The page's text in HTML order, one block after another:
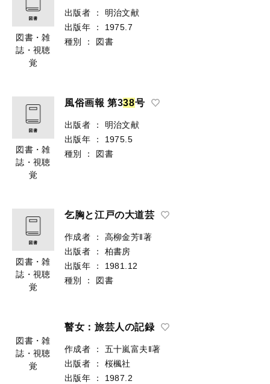
図書・雑
誌・視聴
覚
出版者 ：
明治文献
出版年
：
1975.7
種別
： 図書
図書・雑
誌・視聴
覚
風俗画報 第338号
出版者 ：
明治文献
出版年
：
1975.5
種別
： 図書
図書・雑
誌・視聴
覚
乞胸と江戸の大道芸
作成者 ：
高柳金芳‖著
出版者
：
柏書房
出版年
：
1981.12
種別
： 図書
瞽女：旅芸人の記録
作成者 ：
五十嵐富夫‖著
出版者
：
桜楓社
出版年
：
1987.2